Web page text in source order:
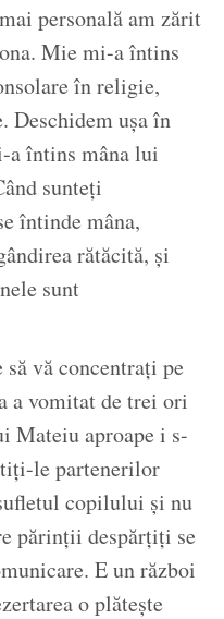
personală am zărit
Mie mi-a întins
în religie,
Deschidem ușa în
a întins mâna lui
sunteți
întinde mâna,
rătăcită, și
sunt
vă concentrați pe
a vomitat de trei ori
Mateiu aproape i s-
le partenerilor
copilului și nu
părinții despărțiți se
E un război
o plătește